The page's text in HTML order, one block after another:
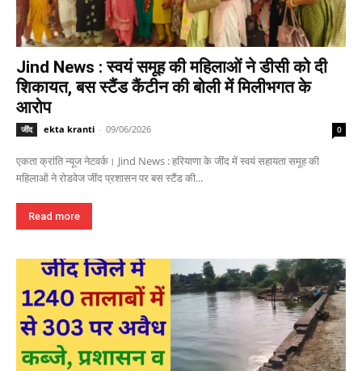
Jind News : स्वयं समूह की महिलाओं ने डीसी को दी
शिकायत, बस स्टैंड कैंटीन की बोली में मिलीभगत के
आरोप
जींद ekta kranti - 09/06/2026 0
एकता क्रांति न्यूज नेटवर्क। Jind News : हरियाणा के जींद में स्वयं सहायता समूह की
महिलाओं ने रोडवेज जींद प्रशासन पर बस स्टैंड की...
Read more